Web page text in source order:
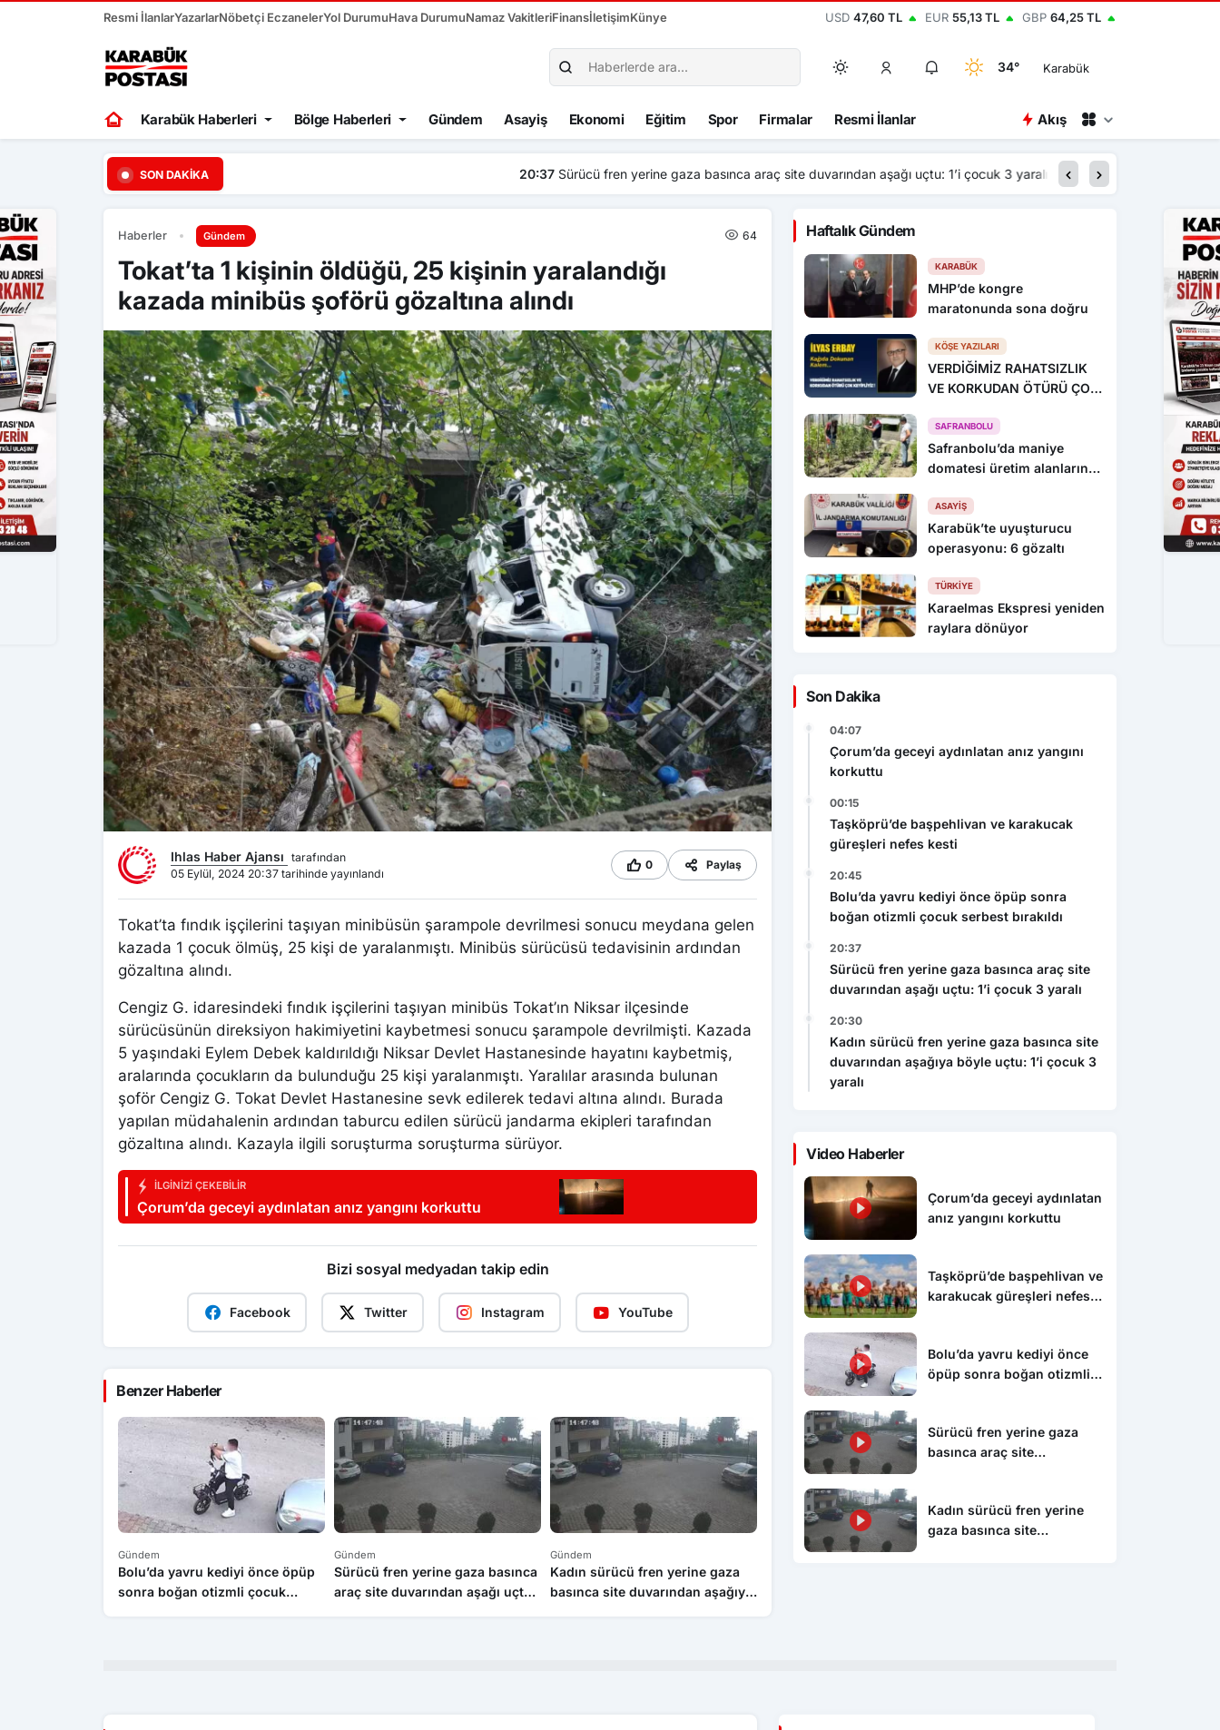
Resmi İlanlarYazarlarNöbetçi EczanelerYol DurumuHava DurumuNamaz VakitleriFinansİletişimKünye USD 47,60 TL EUR 55,13 TL GBP 64,25 TL
34° Karabük
Karabük Haberleri Bölge Haberleri Gündem Asayiş Ekonomi Eğitim Spor Firmalar Resmi İlanlar Akış
SON DAKIKA Sürücü fren yerine gaza basınca araç site duvarından aşağı uçtu: 1’i çocuk 3 yaralı 20:30 Kadın sürücü fren
Haberler Gündem 64
Tokat’ta 1 kişinin öldüğü, 25 kişinin yaralandığı
kazada minibüs şoförü gözaltına alındı
Ihlas Haber Ajansı tarafından
05 Eylül, 2024 20:37 tarihinde yayınlandı
0 Paylaş
Tokat’ta fındık işçilerini taşıyan minibüsün şarampole devrilmesi sonucu meydana gelen
kazada 1 çocuk ölmüş, 25 kişi de yaralanmıştı. Minibüs sürücüsü tedavisinin ardından
gözaltına alındı.
Cengiz G. idaresindeki fındık işçilerini taşıyan minibüs Tokat’ın Niksar ilçesinde
sürücüsünün direksiyon hakimiyetini kaybetmesi sonucu şarampole devrilmişti. Kazada
5 yaşındaki Eylem Debek kaldırıldığı Niksar Devlet Hastanesinde hayatını kaybetmiş,
aralarında çocukların da bulunduğu 25 kişi yaralanmıştı. Yaralılar arasında bulunan
şoför Cengiz G. Tokat Devlet Hastanesine sevk edilerek tedavi altına alındı. Burada
yapılan müdahalenin ardından taburcu edilen sürücü jandarma ekipleri tarafından
gözaltına alındı. Kazayla ilgili soruşturma soruşturma sürüyor.
İLGINIZI ÇEKEBILIR
Çorum’da geceyi aydınlatan anız yangını korkuttu
Bizi sosyal medyadan takip edin
Facebook Twitter Instagram YouTube
Benzer Haberler
Gündem
Bolu’da yavru kediyi önce öpüp
sonra boğan otizmli çocuk
Gündem
Sürücü fren yerine gaza basınca
araç site duvarından aşağı uçtu:
Gündem
Kadın sürücü fren yerine gaza
basınca site duvarından aşağıya
Gündem
Haftalık Gündem
KARABÜK
MHP’de kongre
maratonunda sona doğru
KÖŞE YAZILARI
VERDİĞİMİZ RAHATSIZLIK
VE KORKUDAN ÖTÜRÜ ÇOK
SAFRANBOLU
Safranbolu’da maniye
domatesi üretim alanlarında
ASAYIŞ
Karabük’te uyuşturucu
operasyonu: 6 gözaltı
TÜRKIYE
Karaelmas Ekspresi yeniden
raylara dönüyor
Son Dakika
04:07
Çorum’da geceyi aydınlatan anız yangını
korkuttu
00:15
Taşköprü’de başpehlivan ve karakucak
güreşleri nefes kesti
20:45
Bolu’da yavru kediyi önce öpüp sonra
boğan otizmli çocuk serbest bırakıldı
20:37
Sürücü fren yerine gaza basınca araç site
duvarından aşağı uçtu: 1’i çocuk 3 yaralı
20:30
Kadın sürücü fren yerine gaza basınca site
duvarından aşağıya böyle uçtu: 1’i çocuk 3
yaralı
Video Haberler
Çorum’da geceyi aydınlatan
anız yangını korkuttu
Taşköprü’de başpehlivan ve
karakucak güreşleri nefes
Bolu’da yavru kediyi önce
öpüp sonra boğan otizmli
Sürücü fren yerine gaza
basınca araç site
Kadın sürücü fren yerine
gaza basınca site